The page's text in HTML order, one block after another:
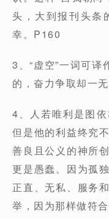
头，大到报刊头条
幸。P160
3、“虚空”一词可译
的，奋力争取却一
4、人若唯利是图
但是他的利益终究
善良且公义的神所
更是愚蠢。因为孤
正直、无私、服务
举，因为那样做符